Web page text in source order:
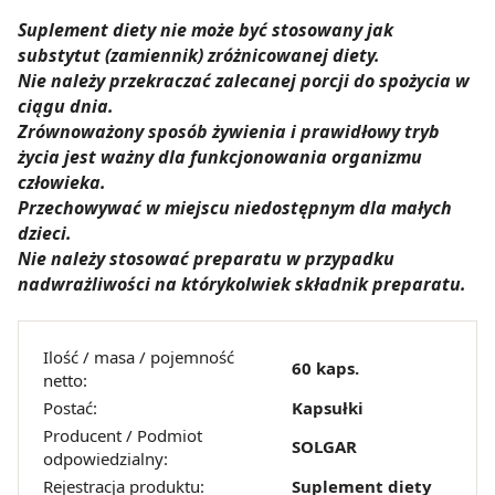
Suplement diety nie może być stosowany jak
substytut (zamiennik) zróżnicowanej diety.
Nie należy przekraczać zalecanej porcji do spożycia w
ciągu dnia.
Zrównoważony sposób żywienia i prawidłowy tryb
życia jest ważny dla funkcjonowania organizmu
człowieka.
Przechowywać w miejscu niedostępnym dla małych
dzieci.
Nie należy stosować preparatu w przypadku
nadwrażliwości na którykolwiek składnik preparatu.
Ilość / masa / pojemność
netto:
60 kaps.
Postać:
Kapsułki
Producent / Podmiot
odpowiedzialny:
SOLGAR
Rejestracja produktu:
Suplement diety